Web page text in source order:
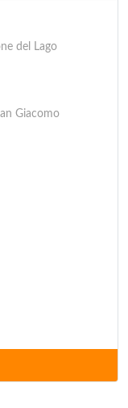
del Lago
Giacomo